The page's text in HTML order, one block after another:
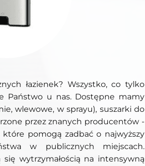
łazienek? Wszystko, co tylko
Państwo u nas. Dostępne mamy
wlewowe, w sprayu), suszarki do
przez znanych producentów -
pomogą zadbać o najwyższy
w publicznych miejscach.
wytrzymałością na intensywną